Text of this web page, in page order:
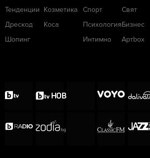
Тенденции
Дрескод
Шопинг
Козметика
Коса
Спорт
Психология
Интимно
Свят
Бизнес
Артbox